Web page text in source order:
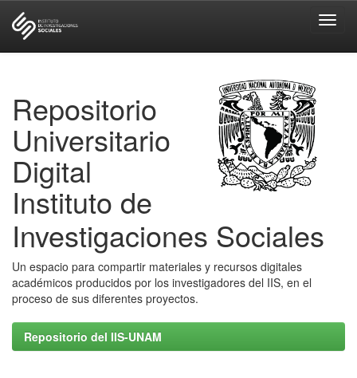
Repositorio
Universitario
Digital
Instituto de
Investigaciones Sociales
Un espacio para compartir materiales y recursos digitales
académicos producidos por los investigadores del IIS, en el
proceso de sus diferentes proyectos.
Repositorio del IIS-UNAM